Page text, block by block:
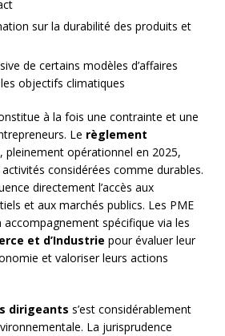
sur la durabilité des produits et
de certains modèles d’affaires
objectifs climatiques
à la fois une contrainte et une
Le règlement
pleinement opérationnel en 2025,
considérées comme durables.
directement l’accès aux
et aux marchés publics. Les PME
accompagnement spécifique via les
et d’Industrie pour évaluer leur
et valoriser leurs actions
dirigeants s’est considérablement
La jurisprudence